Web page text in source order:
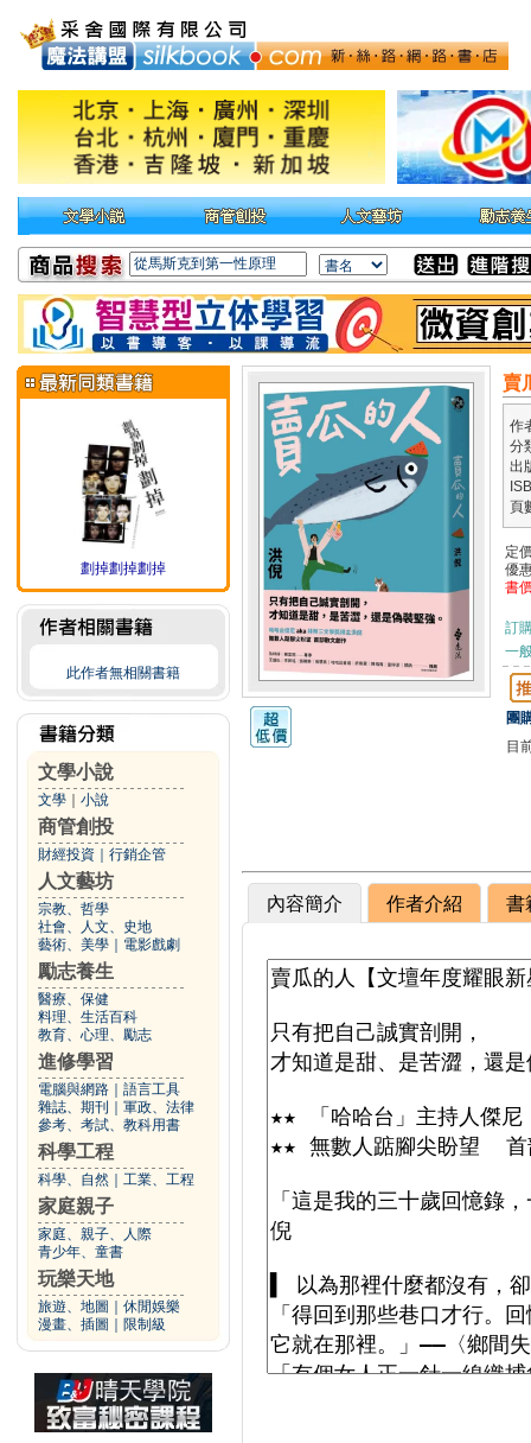
劃掉劃掉劃掉
此作者無相關書籍
文學小說
文學 小說
商管創投
財經投資 行銷企管
人文藝坊
宗教、哲學
社會、人文、史地
藝術、美學
電影戲劇
勵志養生
醫療、保健
料理、生活百科
教育、心理、勵志
進修學習
電腦與網路
語言工具
雜誌、期刊
軍政、法律
參考、考試、教科用書
科學工程
科學、自然 工業、工程
家庭親子
家庭、親子、人際
青少年、童書
玩樂天地
旅遊、地圖
休閒娛樂
漫畫、插圖
限制級
賣
作
分
出
頁
定
優
書
訂
一
團
目
內容簡介 作者介紹 書